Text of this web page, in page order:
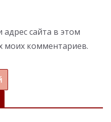
сайта в этом
моих комментариев.